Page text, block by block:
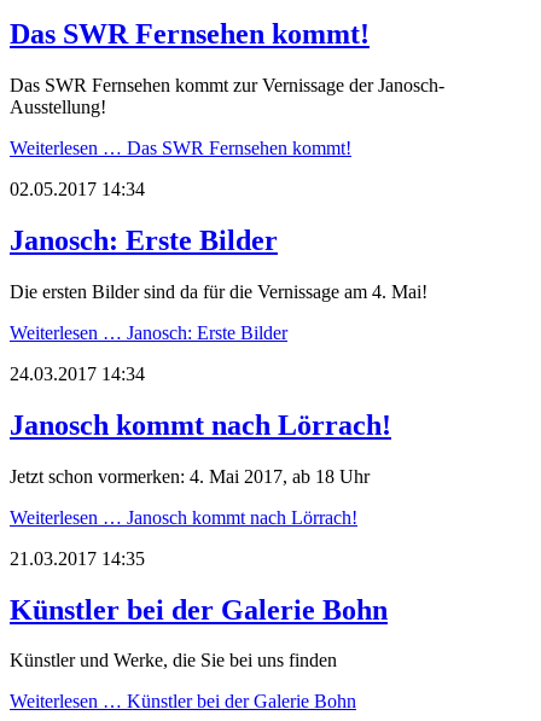
Das SWR Fernsehen kommt!
Das SWR Fernsehen kommt zur Vernissage der Janosch-
Ausstellung!
Weiterlesen … Das SWR Fernsehen kommt!
02.05.2017 14:34
Janosch: Erste Bilder
Die ersten Bilder sind da für die Vernissage am 4. Mai!
Weiterlesen … Janosch: Erste Bilder
24.03.2017 14:34
Janosch kommt nach Lörrach!
Jetzt schon vormerken: 4. Mai 2017, ab 18 Uhr
Weiterlesen … Janosch kommt nach Lörrach!
21.03.2017 14:35
Künstler bei der Galerie Bohn
Künstler und Werke, die Sie bei uns finden
Weiterlesen … Künstler bei der Galerie Bohn